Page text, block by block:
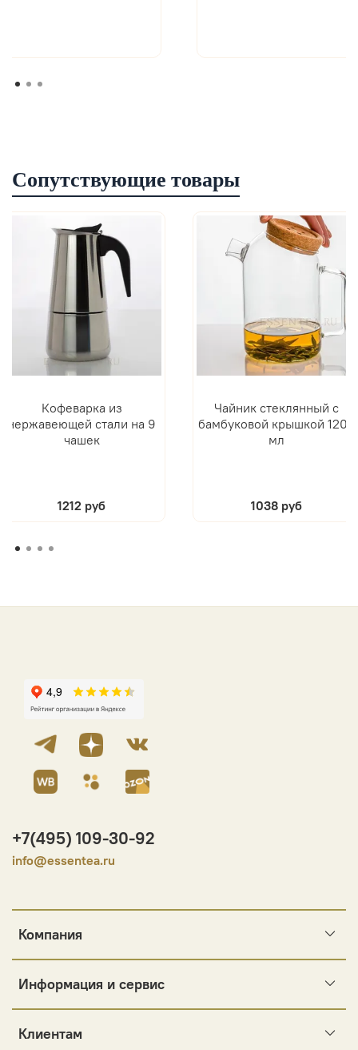
Сопутствующие товары
Кофеварка из
нержавеющей стали на 9
чашек
1212 руб
Чайник стеклянный с
бамбуковой крышкой 1200
мл
1038 руб
Компания
Информация и сервис
Клиентам
+7(495) 109-30-92
info@essentea.ru